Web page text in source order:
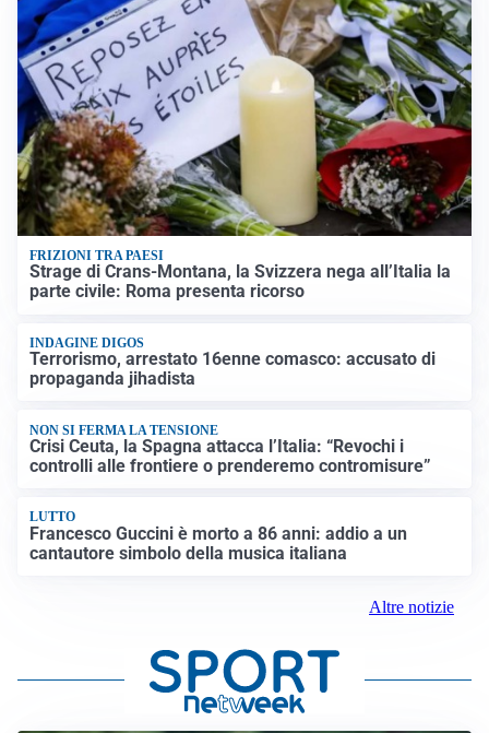
FRIZIONI TRA PAESI
Strage di Crans-Montana, la Svizzera nega all’Italia la
parte civile: Roma presenta ricorso
INDAGINE DIGOS
Terrorismo, arrestato 16enne comasco: accusato di
propaganda jihadista
NON SI FERMA LA TENSIONE
Crisi Ceuta, la Spagna attacca l’Italia: “Revochi i
controlli alle frontiere o prenderemo contromisure”
LUTTO
Francesco Guccini è morto a 86 anni: addio a un
cantautore simbolo della musica italiana
Altre notizie